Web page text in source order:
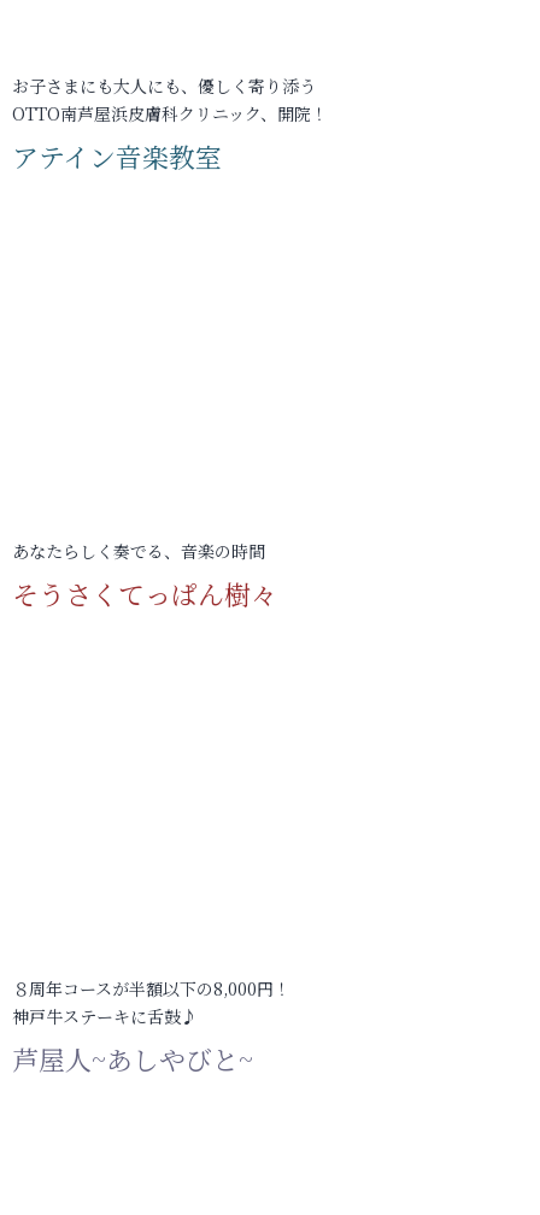
お子さまにも大人にも、優しく寄り添う
OTTO南芦屋浜皮膚科クリニック、開院！
アテイン音楽教室
あなたらしく奏でる、音楽の時間
そうさくてっぱん樹々
８周年コースが半額以下の8,000円！
神戸牛ステーキに舌鼓♪
芦屋人~あしやびと~